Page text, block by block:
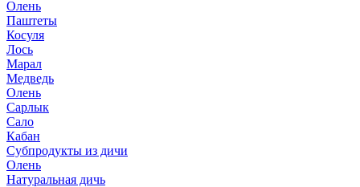
Олень
Паштеты
Косуля
Лось
Марал
Медведь
Олень
Сарлык
Сало
Кабан
Субпродукты из дичи
Олень
Натуральная дичь